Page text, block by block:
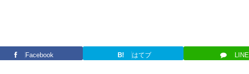
Facebook B! はてブ LINE